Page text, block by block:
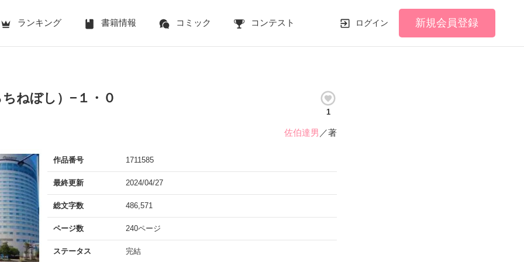
ランキング 書籍情報 コミック コンテスト ログイン 新規会員登録
ねぼし）−１・０
1
佐伯達男 ／著
作品番号 1711585
最終更新 2024/04/27
総文字数 486,571
ページ数 240ページ
ステータス 完結